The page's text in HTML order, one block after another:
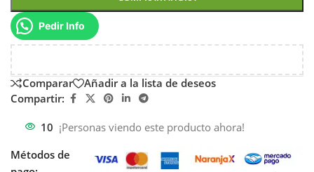
Pedir Info
Comparar
Añadir a la lista de deseos
Compartir:
10 ¡Personas viendo este producto ahora!
Métodos de